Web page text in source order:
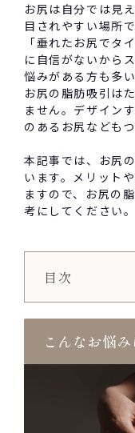
お尻は自分では見
目されやすい場所で
「垂れたお尻でタ
に自信がないから
悩みがある方も多
お尻の脂肪吸引は
ません。デザイン
のあるお尻なども
本記事では、お尻
います。メリット
ますので、お尻の
考にしてください。
目次
こんなお悩